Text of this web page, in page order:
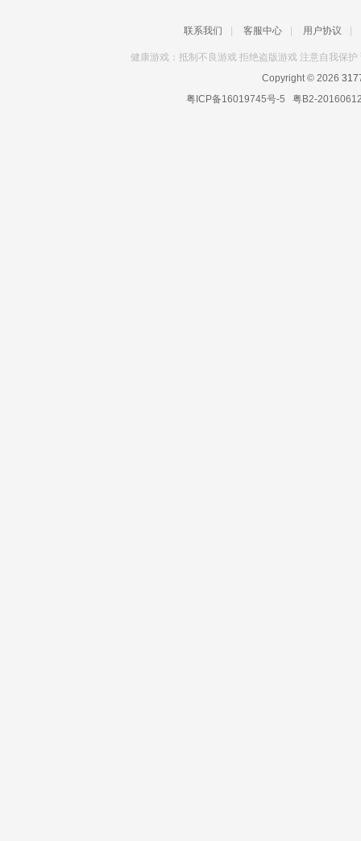
联系我们 客服中心 用户协议
健康游戏：抵制不良游戏 拒绝盗版游戏 注意自我保
Copyright © 2026
粤ICP备16019745号-5 粤B2-